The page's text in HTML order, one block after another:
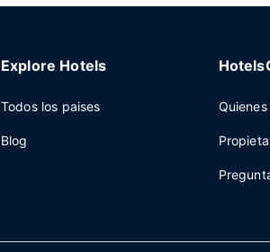
Explore Hotels
Todos los paises
Blog